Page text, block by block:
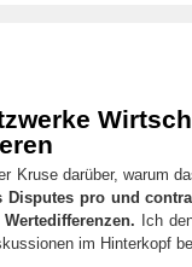
Kruse darüber, warum
Disputes pro und
Ich
im Hinterkopf